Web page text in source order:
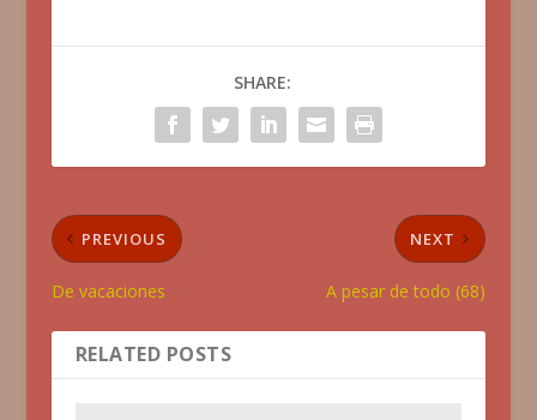
SHARE:
PREVIOUS
De vacaciones
NEXT
A pesar de todo (68)
RELATED POSTS